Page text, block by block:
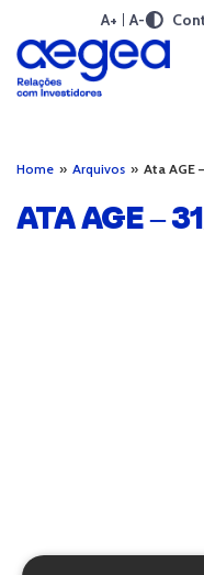
A+ A-
Home » Arquivos » Ata AGE
ATA AGE –